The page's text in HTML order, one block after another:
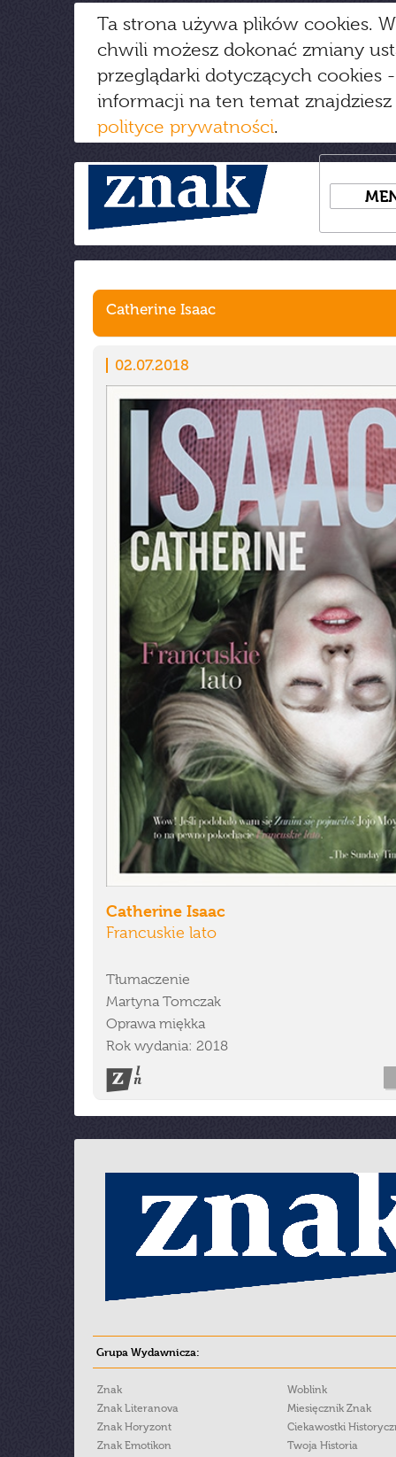
Ta strona używa plików cookies.
chwili możesz dokonać zmiany
przeglądarki dotyczących cookies
informacji na ten temat
polityce prywatności.
Catherine Isaac
02.07.2018
Catherine Isaac
Francuskie lato
Tłumaczenie
Martyna Tomczak
Oprawa miękka
Rok wydania: 2018
Grupa Wydawnicza:
Znak
Znak Literanova
Znak Horyzont
Znak Emotikon
Woblink
Miesięcznik Znak
Ciekawostki
Twoja Historia